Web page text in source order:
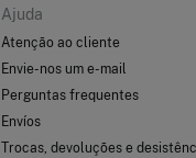
Ajuda
Atenção ao cliente
Envie-nos um e-mail
Perguntas frequentes
Envíos
Trocas, devoluções e